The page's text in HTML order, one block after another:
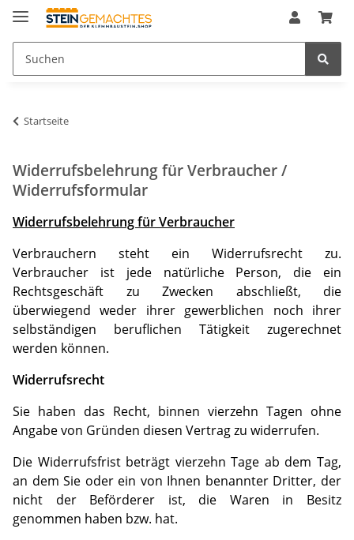
Startseite
Widerrufsbelehrung für Verbraucher /
Widerrufsformular
Widerrufsbelehrung für Verbraucher
Verbrauchern steht ein Widerrufsrecht zu.
Verbraucher ist jede natürliche Person, die ein
Rechtsgeschäft zu Zwecken abschließt, die
überwiegend weder ihrer gewerblichen noch ihrer
selbständigen beruflichen Tätigkeit zugerechnet
werden können.
Widerrufsrecht
Sie haben das Recht, binnen vierzehn Tagen ohne
Angabe von Gründen diesen Vertrag zu widerrufen.
Die Widerrufsfrist beträgt vierzehn Tage ab dem Tag,
an dem Sie oder ein von Ihnen benannter Dritter, der
nicht der Beförderer ist, die Waren in Besitz
genommen haben bzw. hat.